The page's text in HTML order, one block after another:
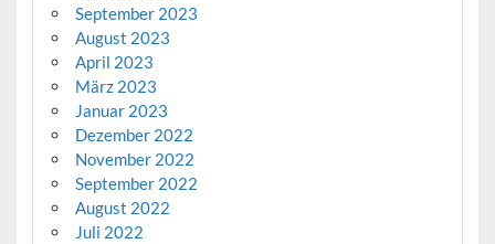
September 2023
August 2023
April 2023
März 2023
Januar 2023
Dezember 2022
November 2022
September 2022
August 2022
Juli 2022